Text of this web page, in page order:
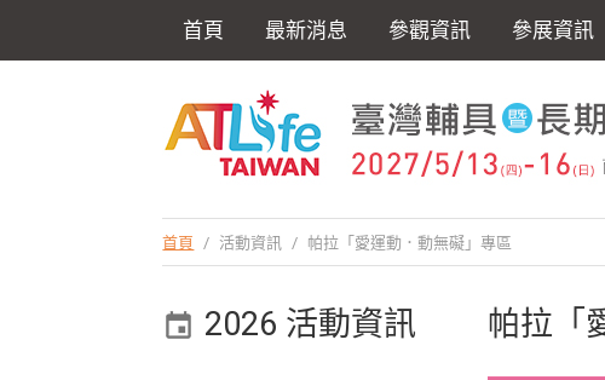
首頁 最新消息 參觀資訊 參展資訊
首頁 / 活動資訊 / 帕拉「愛運動．動無礙」專區
2026 活動資訊 帕拉「